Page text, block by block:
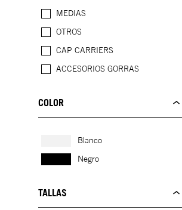
MEDIAS
OTROS
CAP CARRIERS
ACCESORIOS GORRAS
COLOR
Blanco
Negro
TALLAS